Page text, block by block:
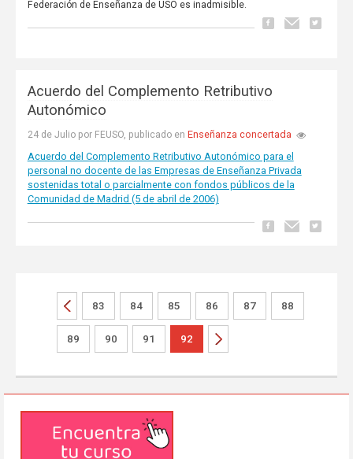
Federación de Enseñanza de USO es inadmisible.
Acuerdo del Complemento Retributivo
Autonómico
24 de Julio por FEUSO, publicado en Enseñanza concertada
Acuerdo del Complemento Retributivo Autonómico para el
personal no docente de las Empresas de Enseñanza Privada
sostenidas total o parcialmente con fondos públicos de la
Comunidad de Madrid (5 de abril de 2006)
83 84 85 86 87 88
89 90 91 92